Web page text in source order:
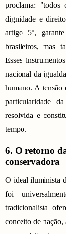
proclama: "todos
dignidade e
artigo 5º,
brasileiros, mas
Esses
nacional da
humano. A tensão
particularidade
resolvida e
tempo.
6. O retorno
conservadora
O ideal iluminista
foi
tradicionalista
conceito de